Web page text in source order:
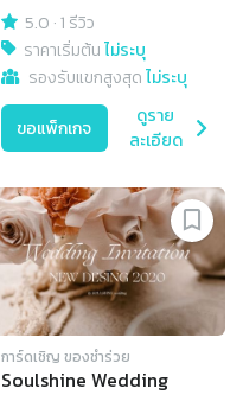
5.0 ·1 รีวิว
ราคาเริ่มต้นไม่ระบุ
รองรับแขกสูงสุดไม่ระบุ
ขอแพ็กเกจ
ดูราย
ละเอียด
การ์ดเชิญ​ ของชำร่วย
Soulshine Wedding